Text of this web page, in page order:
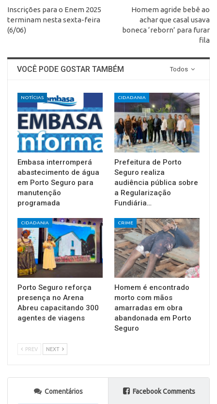
Inscrições para o Enem 2025
terminam nesta sexta-feira
(6/06)
Homem agride bebê ao
achar que casal usava
boneca ‘reborn’ para furar
fila
Todos
VOCÊ PODE GOSTAR TAMBÉM
NOTÍCIAS
Embasa interromperá
abastecimento de água
em Porto Seguro para
manutenção
programada
CIDADANIA
Prefeitura de Porto
Seguro realiza
audiência pública sobre
a Regularização
Fundiária…
CIDADANIA
Porto Seguro reforça
presença no Arena
Abreu capacitando 300
agentes de viagens
CRIME
Homem é encontrado
morto com mãos
amarradas em obra
abandonada em Porto
Seguro
PREV NEXT
Comentários Facebook Comments